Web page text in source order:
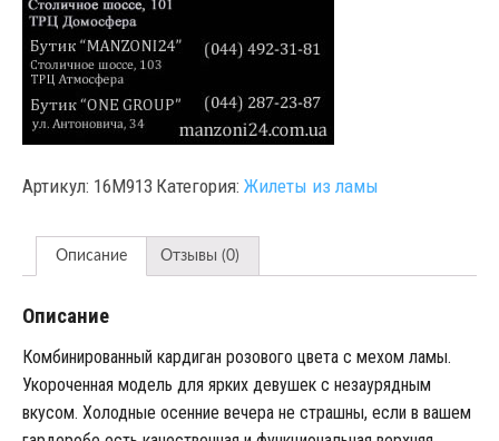
Артикул: 16M913 Категория: Жилеты из ламы
Описание Отзывы (0)
Описание
Комбинированный кардиган розового цвета с мехом ламы.
Укороченная модель для ярких девушек с незаурядным
вкусом. Холодные осенние вечера не страшны, если в вашем